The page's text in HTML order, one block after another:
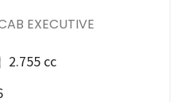
EXECUTIVE
2.755 cc